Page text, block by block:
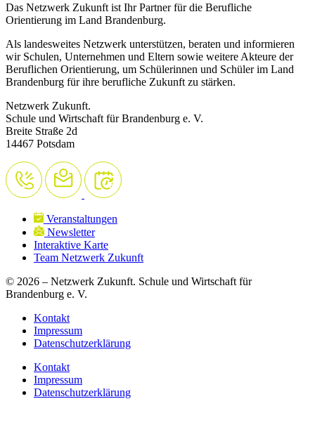
Das Netzwerk Zukunft ist Ihr Partner für die Berufliche
Orientierung im Land Brandenburg.
Als landesweites Netzwerk unterstützen, beraten und informieren
wir Schulen, Unternehmen und Eltern sowie weitere Akteure der
Beruflichen Orientierung, um Schülerinnen und Schüler im Land
Brandenburg für ihre berufliche Zukunft zu stärken.
Netzwerk Zukunft.
Schule und Wirtschaft für Brandenburg e. V.
Breite Straße 2d
14467 Potsdam
Veranstaltungen
Newsletter
Interaktive Karte
Team Netzwerk Zukunft
© 2026 – Netzwerk Zukunft. Schule und Wirtschaft für
Brandenburg e. V.
Kontakt
Impressum
Datenschutzerklärung
Kontakt
Impressum
Datenschutzerklärung